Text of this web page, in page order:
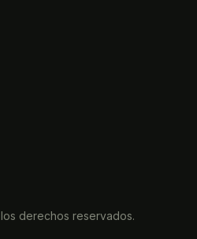
derechos reservados.